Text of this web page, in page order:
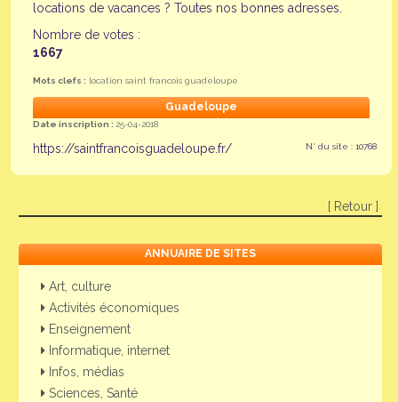
locations de vacances ? Toutes nos bonnes adresses.
Nombre de votes :
1667
Mots clefs : location saint francois guadeloupe
Guadeloupe
Date inscription : 25-04-2018
N° du site : 10768
https://saintfrancoisguadeloupe.fr/
[ Retour ]
ANNUAIRE DE SITES
Art, culture
Activités économiques
Enseignement
Informatique, internet
Infos, médias
Sciences, Santé